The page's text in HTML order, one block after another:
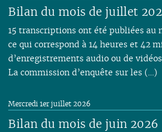
Bilan du mois de juillet
15 transcriptions ont été publiées au
ce qui correspond à 14 heures et 42
d’enregistrements audio ou de
La commission d’enquête sur les (…)
Bilan du mois de juin 2026
Mercredi 1er juillet 2026